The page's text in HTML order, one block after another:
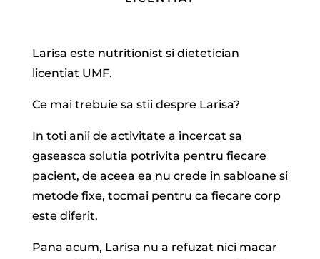
Larisa este nutritionist si dietetician
licentiat UMF.
Ce mai trebuie sa stii despre Larisa?
In toti anii de activitate a incercat sa
gaseasca solutia potrivita pentru fiecare
pacient, de aceea ea nu crede in sabloane si
metode fixe, tocmai pentru ca fiecare corp
este diferit.
Pana acum, Larisa nu a refuzat nici macar